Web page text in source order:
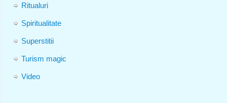
Ritualuri
Spiritualitate
Superstitii
Turism magic
Video